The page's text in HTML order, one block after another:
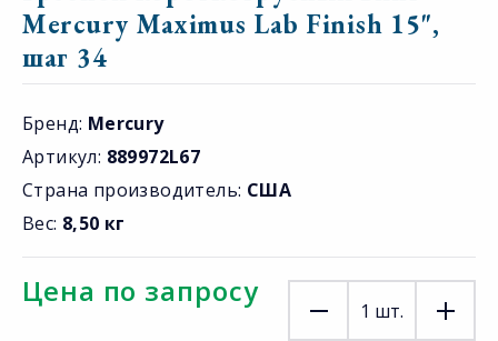
Mercury Maximus Lab Finish 15",
шаг 34
Бренд: Mercury
Артикул: 889972L67
Страна производитель: США
Вес: 8,50 кг
Цена по запросу
1 шт.